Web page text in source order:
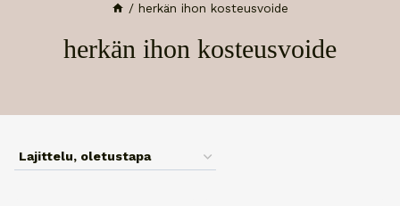
/ herkän ihon kosteusvoide
herkän ihon kosteusvoide